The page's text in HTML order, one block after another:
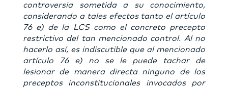
controversia sometida a su conocimiento,
considerando a tales efectos tanto el artículo
76 e) de la LCS como el concreto precepto
restrictivo del tan mencionado control. Al no
hacerlo así, es indiscutible que al mencionado
artículo 76 e) no se le puede tachar de
lesionar de manera directa ninguno de los
preceptos inconstitucionales invocados por